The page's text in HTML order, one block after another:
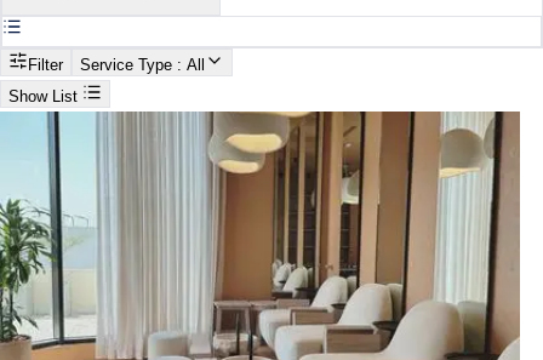
Filter Service Type : All
Show List
Search
Best Men In Riyadh
Best Men In Riyadh